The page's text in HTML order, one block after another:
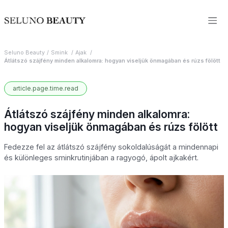
Seluno Beauty Smink
Ajak
Átlátszó szájfény minden alkalomra: hogyan viseljük önmagában és rúzs fölött
article.page.time.read
Átlátszó szájfény minden alkalomra:
hogyan viseljük önmagában és rúzs fölött
Fedezze fel az átlátszó szájfény sokoldalúságát a mindennapi
és különleges sminkrutinjában a ragyogó, ápolt ajkakért.